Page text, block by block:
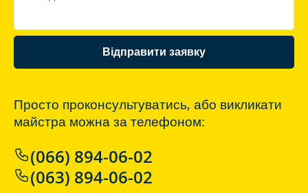
Відправити заявку
Просто проконсультуватись, або викликати
майстра можна за телефоном:
(066) 894-06-02
(063) 894-06-02